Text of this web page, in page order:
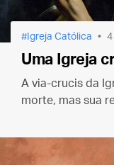
Igreja Católica 4
Uma Igreja
A via-crucis da
morte, mas sua